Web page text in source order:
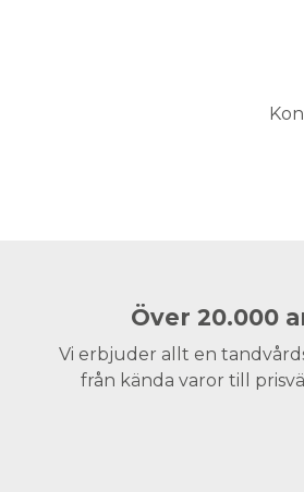
Över 20.000
Vi erbjuder allt en
från kända varor till